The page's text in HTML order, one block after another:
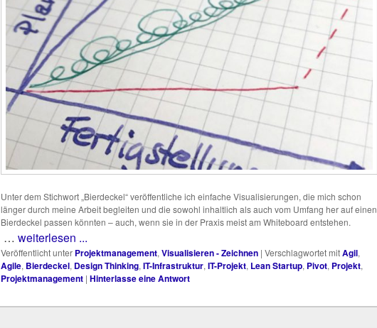
Unter dem Stich­wort „Bier­de­ckel“ ver­öf­fent­li­che ich ein­fa­che Visua­li­sie­run­gen, die mich schon
län­ger durch mei­ne Arbeit beglei­ten und die sowohl inhalt­lich als auch vom Umfang her auf einen
Bier­de­ckel pas­sen könn­ten – auch, wenn sie in der Pra­xis meist am White­board entstehen.
… weiterlesen ...
Veröffentlicht unter Projektmanagement, Visualisieren - Zeichnen | Verschlagwortet mitAgil,
Agile, Bierdeckel, Design Thinking, IT-Infrastruktur, IT-Projekt, Lean Startup, Pivot, Projekt,
Projektmanagement | Hinterlasse eine Antwort